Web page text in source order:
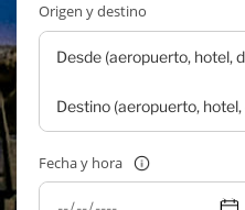
Origen y destino
Fecha y hora